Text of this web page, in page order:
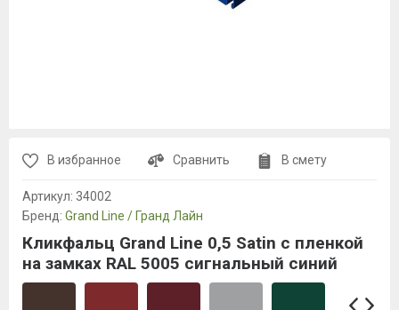
В избранное Сравнить В смету
Артикул: 34002
Бренд: Grand Line / Гранд Лайн
Кликфальц Grand Line 0,5 Satin с пленкой
на замках RAL 5005 сигнальный синий